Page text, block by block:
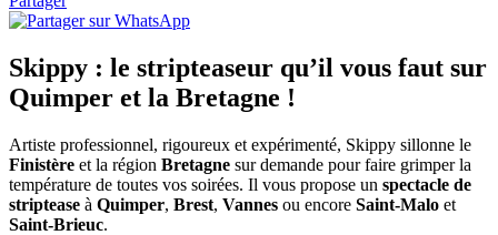
Skippy : le stripteaseur qu’il vous faut sur
Quimper et la Bretagne !
Artiste professionnel, rigoureux et expérimenté, Skippy sillonne le
Finistère et la région Bretagne sur demande pour faire grimper la
température de toutes vos soirées. Il vous propose un spectacle de
striptease à Quimper, Brest, Vannes ou encore Saint-Malo et
Saint-Brieuc.